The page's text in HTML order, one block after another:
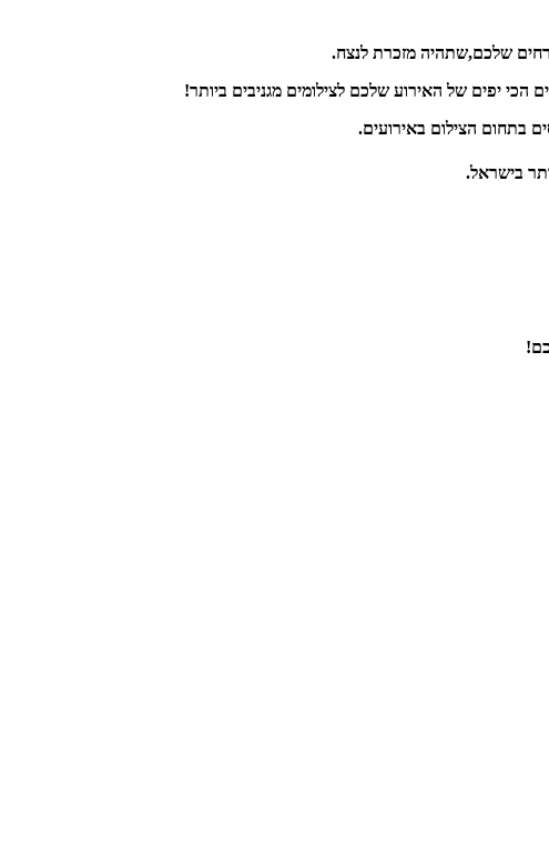
שלכם,שתהיה מזכרת לנצח.
בתחום הצילום באירועים.
בישראל.